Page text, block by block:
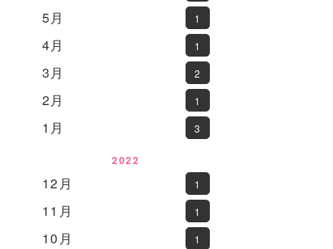
5月 1
4月 1
3月 2
2月 1
1月 3
2022
12月 1
11月 1
10月 1